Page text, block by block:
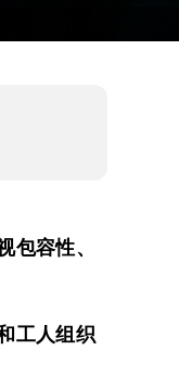
包容性、
工人组织